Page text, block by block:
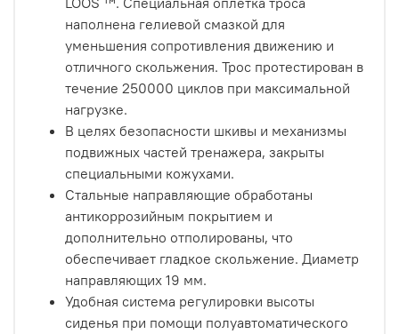
наполнена гелиевой смазкой для
уменьшения сопротивления движению и
отличного скольжения. Трос протестирован в
течение 250000 циклов при максимальной
нагрузке.
В целях безопасности шкивы и механизмы
подвижных частей тренажера, закрыты
специальными кожухами.
Стальные направляющие обработаны
антикоррозийным покрытием и
дополнительно отполированы, что
обеспечивает гладкое скольжение. Диаметр
направляющих 19 мм.
Удобная система регулировки высоты
сиденья при помощи полуавтоматического